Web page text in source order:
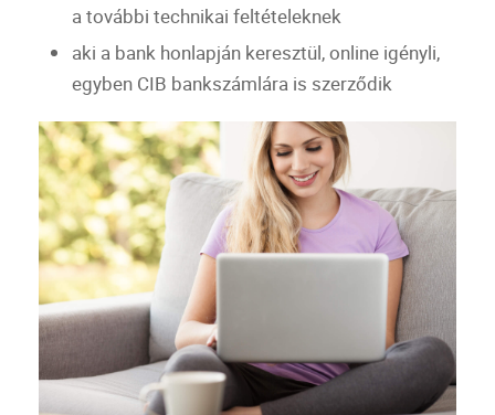
a további technikai feltételeknek
aki a bank honlapján keresztül, online igényli,
egyben CIB bankszámlára is szerződik